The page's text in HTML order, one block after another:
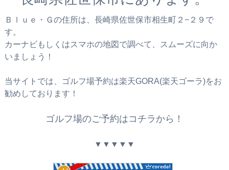
Ｂｌｕｅ・Ｇの住所は、長崎県佐世保市相生町２−２９で
す。
カーナビもしくはスマホの地図で調べて、スムーズに向か
いましょう！
当サイトでは、ゴルフ場予約は楽天GORA(楽天ゴーラ)をお
勧めしております！
ゴルフ場のご予約はコチラから！
▼▼▼▼▼